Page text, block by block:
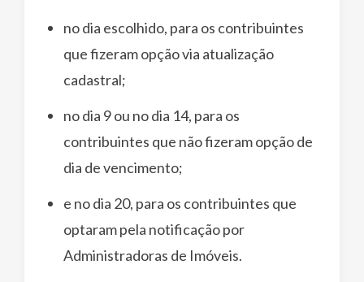
no dia escolhido, para os contribuintes
que fizeram opção via atualização
cadastral;
no dia 9 ou no dia 14, para os
contribuintes que não fizeram opção de
dia de vencimento;
e no dia 20, para os contribuintes que
optaram pela notificação por
Administradoras de Imóveis.